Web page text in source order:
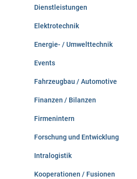
Dienstleistungen
Elektrotechnik
Energie- / Umwelttechnik
Events
Fahrzeugbau / Automotive
Finanzen / Bilanzen
Firmenintern
Forschung und Entwicklung
Intralogistik
Kooperationen / Fusionen